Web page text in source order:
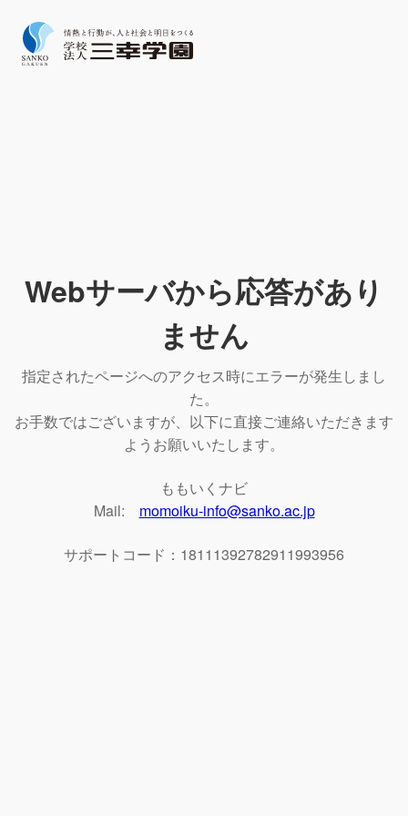
Webサーバから応答があり
ません
指定されたページへのアクセス時にエラーが発生しまし
た。
お手数ではございますが、以下に直接ご連絡いただきます
ようお願いいたします。
ももいくナビ
Mail: momoiku-info@sanko.ac.jp
サポートコード：18111392782911993956